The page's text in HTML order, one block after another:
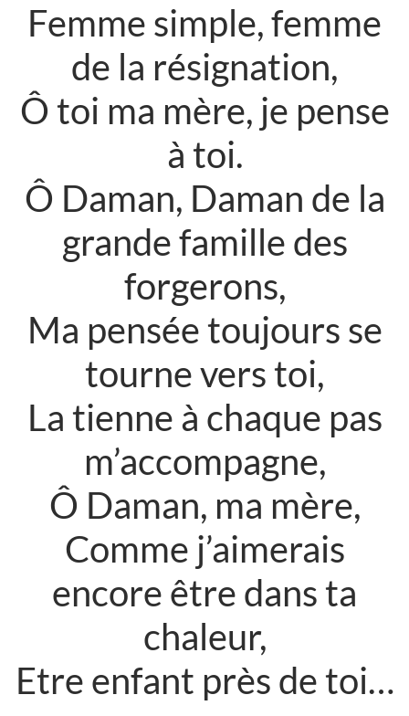
Femme simple, femme
de la résignation,
Ô toi ma mère, je pense
à toi.
Ô Daman, Daman de la
grande famille des
forgerons,
Ma pensée toujours se
tourne vers toi,
La tienne à chaque pas
m’accompagne,
Ô Daman, ma mère,
Comme j’aimerais
encore être dans ta
chaleur,
Etre enfant près de toi…